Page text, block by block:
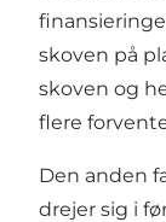
skoven på
skoven og
flere
Den anden
drejer sig i